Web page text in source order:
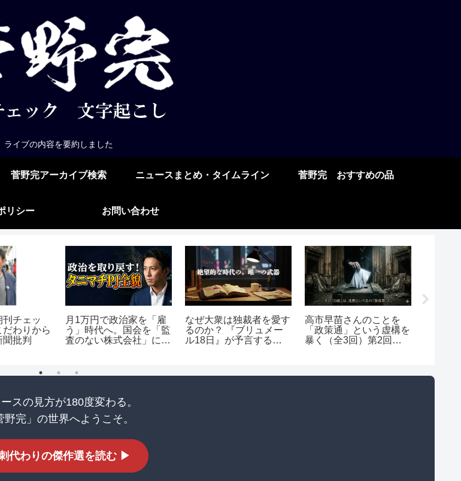
ライブの内容を要約しました
菅野完アーカイブ検索 ニュースまとめ・タイムライン 菅野完 おすすめの品
リシー お問い合わせ
チェッ
だわりから
批判
月1万円で政治家を「雇
う」時代へ。国会を「監
査のない株式会社」にし
なぜ大衆は独裁者を愛す
るのか？ 『ブリュメー
ル18日』が予言する現
高市早苗さんのことを
「政策通」という虚構を
暴く（全3回）第2回：
スの見方が180度変わる。
野完」の世界へようこそ。
代わりの傑作選を読む ▶